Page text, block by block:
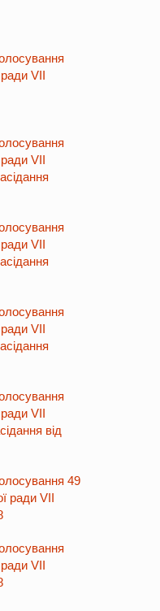
ради VII
ради VII
ради VII
ради VII
ради VII
від
49
ради VII
ради VII